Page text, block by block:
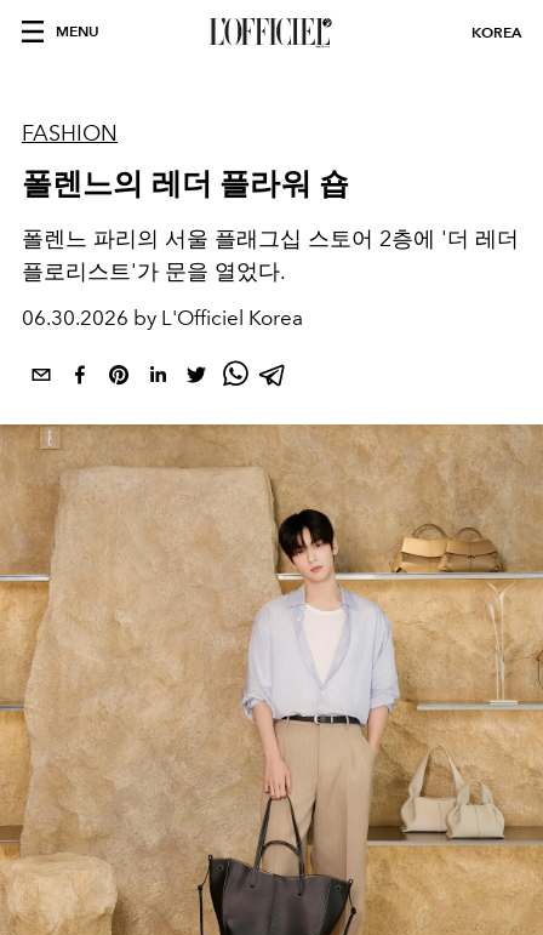
MENU KOREA
FASHION
폴렌느의 레더 플라워 숍
폴렌느 파리의 서울 플래그십 스토어 2층에 '더 레더
플로리스트'가 문을 열었다.
06.30.2026 by L'Officiel Korea